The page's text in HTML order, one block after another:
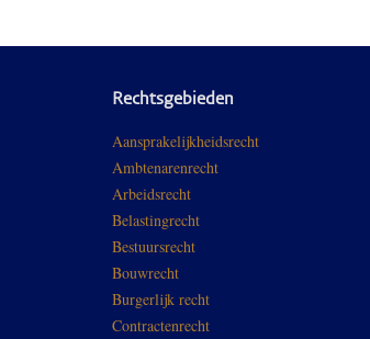
Rechtsgebieden
Aansprakelijkheidsrecht
Ambtenarenrecht
Arbeidsrecht
Belastingrecht
Bestuursrecht
Bouwrecht
Burgerlijk recht
Contractenrecht